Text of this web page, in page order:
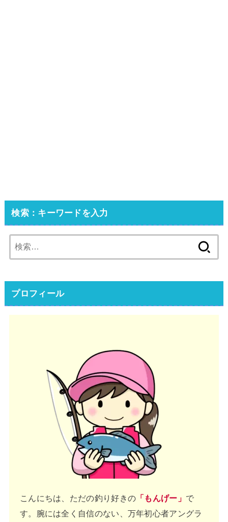
検索：キーワードを入力
索:
プロフィール
こんにちは、ただの釣り好きの 「もんげー」 で
す。腕には全く自信のない、万年初心者アングラ